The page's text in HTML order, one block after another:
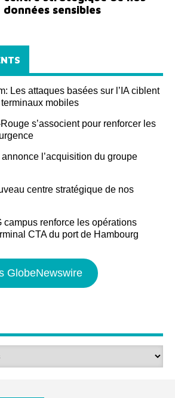
données sensibles
Les attaques basées sur l’IA ciblent
mobiles
s’associent pour renforcer les
l’acquisition du groupe
centre stratégique de nos
campus renforce les opérations
CTA du port de Hambourg
GlobeNewswire